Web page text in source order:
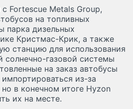
Fortescue Metals Group,
на топливных
парка дизельных
Кристмас-Крик, а также
станцию для использования
солнечно-газовой системы
на заказ автобусы
из-за
в конечном итоге Hyzon
их на месте.